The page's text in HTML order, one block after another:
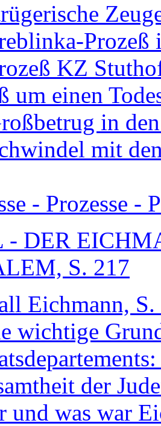
Prozeß
KZ
um einen
in
mit
- Prozesse -
- DER
S. 217
Eichmann, S.
wichtige
der
und was war